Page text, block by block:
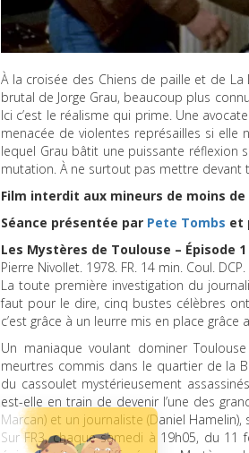
À la croisée des Chiens de paille et de
brutal de Jorge Grau, beaucoup plus
Ici c’est le réalisme qui prime. Une
menacée de violentes représailles si elle
lequel Grau bâtit une puissante réflexion
mutation. À ne surtout pas mettre devant
Film interdit aux mineurs de moins
Séance présentée par Pete Tombs et
Les Mystères de Toulouse – Épisode
Pierre Nivollet. 1978. FR. 14 min. Coul. DCP.
La toute première investigation du
faut pour le dire, cinq bustes célèbres
c’est grâce à un leurre mis en place
Un maniaque voulant dominer
meurtres commis dans le quartier de la
du cassoulet mystérieusement
est-elle en train de devenir l’une des
Marcan) et un journaliste (Daniel
Sur FR3, chaque samedi à 19h05, du